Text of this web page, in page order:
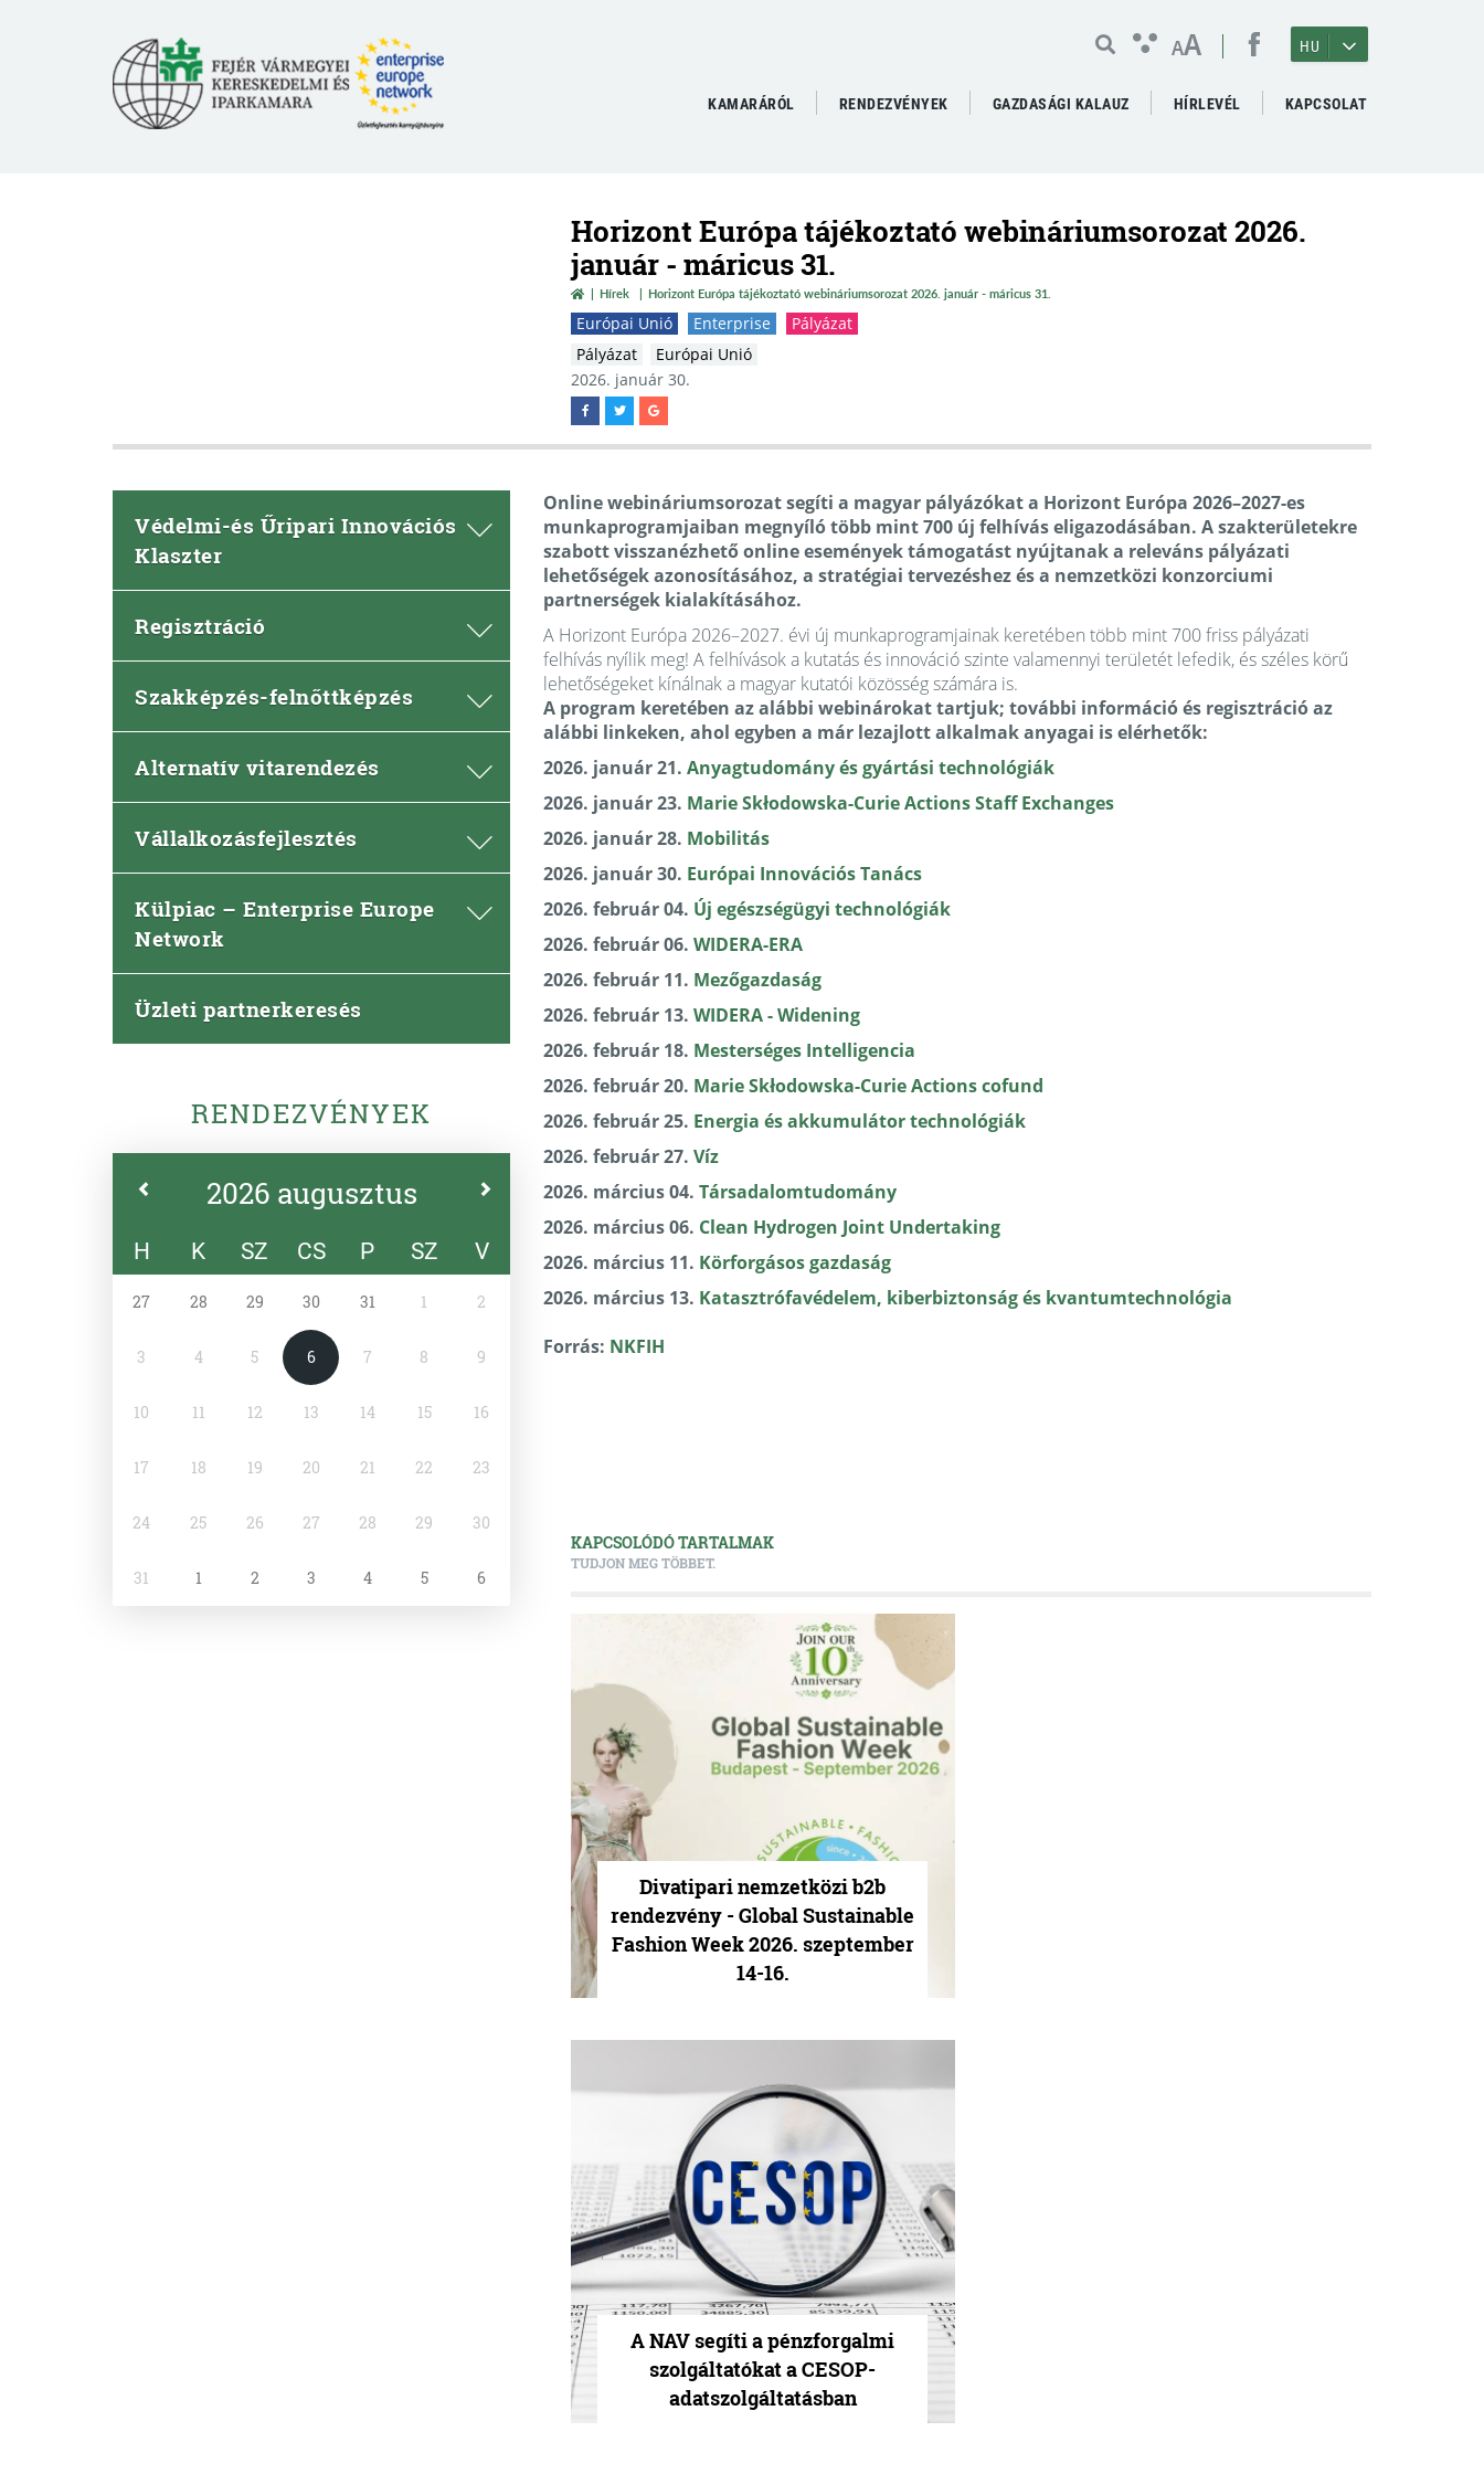
AA HU
KAMARÁRÓL RENDEZVÉNYEK GAZDASÁGI KALAUZ HÍRLEVÉL KAPCSOLAT
Horizont Európa tájékoztató webináriumsorozat 2026.
január - máricus 31.
Hírek Horizont Európa tájékoztató webináriumsorozat 2026. január - máricus 31.
Európai Unió Enterprise
Pályázat
Pályázat
Európai Unió
2026. január 30.
Védelmi-és Űripari Innovációs
Klaszter
Regisztráció
Szakképzés-felnőttképzés
Alternatív vitarendezés
Vállalkozásfejlesztés
Külpiac – Enterprise Europe
Network
Üzleti partnerkeresés
RENDEZVÉNYEK
2026 augusztus
H K SZ CS P SZ V
27 28 29 30 31 1 2
3 4 5 6 7 8 9
10 11 12 13 14 15 16
17 18 19 20 21 22 23
24 25 26 27 28 29 30
31 1 2 3 4 5 6
Online webináriumsorozat segíti a magyar pályázókat a Horizont Európa 2026–2027-es
munkaprogramjaiban megnyíló több mint 700 új felhívás eligazodásában. A szakterületekre
szabott visszanézhető online események támogatást nyújtanak a releváns pályázati
lehetőségek azonosításához, a stratégiai tervezéshez és a nemzetközi konzorciumi
partnerségek kialakításához.
A Horizont Európa 2026–2027. évi új munkaprogramjainak keretében több mint 700 friss pályázati
felhívás nyílik meg! A felhívások a kutatás és innováció szinte valamennyi területét lefedik, és széles körű
lehetőségeket kínálnak a magyar kutatói közösség számára is.
A program keretében az alábbi webinárokat tartjuk; további információ és regisztráció az
alábbi linkeken, ahol egyben a már lezajlott alkalmak anyagai is elérhetők:
2026. január 21. Anyagtudomány és gyártási technológiák
2026. január 23. Marie Skłodowska-Curie Actions Staff Exchanges
2026. január 28. Mobilitás
2026. január 30. Európai Innovációs Tanács
2026. február 04. Új egészségügyi technológiák
2026. február 06. WIDERA-ERA
2026. február 11. Mezőgazdaság
2026. február 13. WIDERA - Widening
2026. február 18. Mesterséges Intelligencia
2026. február 20. Marie Skłodowska-Curie Actions cofund
2026. február 25. Energia és akkumulátor technológiák
2026. február 27. Víz
2026. március 04. Társadalomtudomány
2026. március 06. Clean Hydrogen Joint Undertaking
2026. március 11. Körforgásos gazdaság
2026. március 13. Katasztrófavédelem, kiberbiztonság és kvantumtechnológia
Forrás: NKFIH
KAPCSOLÓDÓ TARTALMAK
TUDJON MEG TÖBBET.
Divatipari nemzetközi b2b
rendezvény - Global Sustainable
Fashion Week 2026. szeptember
14-16.
A NAV segíti a pénzforgalmi
szolgáltatókat a CESOP-
adatszolgáltatásban